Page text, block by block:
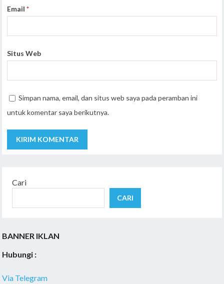
Email*
Situs Web
Simpan nama, email, dan situs web saya pada peramban ini
untuk komentar saya berikutnya.
Cari
CARI
BANNER IKLAN
Hubungi :
Via Telegram